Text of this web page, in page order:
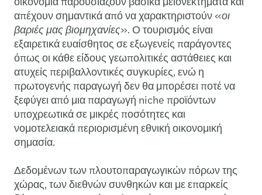
απέχουν σημαντικά από να χαρακτηριστούν «οι
βαριές μας βιομηχανίες». Ο τουρισμός είναι
εξαιρετικά ευαίσθητος σε εξωγενείς παράγοντες
όπως οι κάθε είδους γεωπολιτικές αστάθειες και
ατυχείς περιβαλλοντικές συγκυρίες, ενώ η
πρωτογενής παραγωγή δεν θα μπορέσει ποτέ να
ξεφύγει από μια παραγωγή niche προϊόντων
υποχρεωτικά σε μικρές ποσότητες και
νομοτελειακά περιορισμένη εθνική οικονομική
σημασία.
Δεδομένων των πλουτοπαραγωγικών πόρων της
χώρας, των διεθνών συνθηκών και με επαρκείς